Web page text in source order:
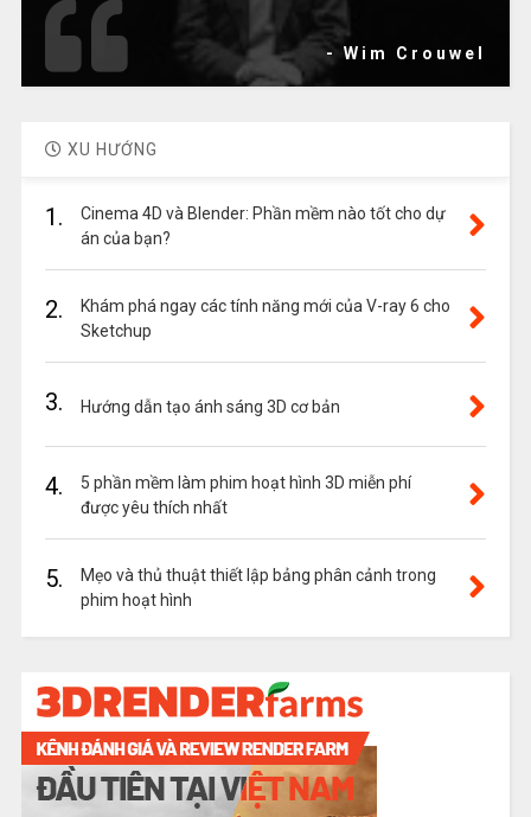
- Wim Crouwel
XU HƯỚNG
1.
Cinema 4D và Blender: Phần mềm nào tốt cho dự
án của bạn?
2.
Khám phá ngay các tính năng mới của V-ray 6 cho
Sketchup
3. Hướng dẫn tạo ánh sáng 3D cơ bản
4.
5 phần mềm làm phim hoạt hình 3D miễn phí
được yêu thích nhất
5.
Mẹo và thủ thuật thiết lập bảng phân cảnh trong
phim hoạt hình